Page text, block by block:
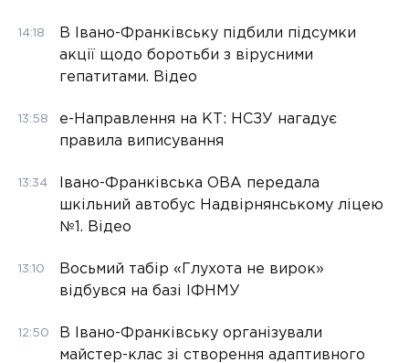
14:18
В Івано-Франківську підбили підсумки
акції щодо боротьби з вірусними
гепатитами. Відео
13:58
е-Направлення на КТ: НСЗУ нагадує
правила виписування
13:34
Івано-Франківська ОВА передала
шкільний автобус Надвірнянському ліцею
№1. Відео
13:10
Восьмий табір «Глухота не вирок»
відбувся на базі ІФНМУ
12:50
В Івано-Франківську організували
майстер-клас зі створення адаптивного